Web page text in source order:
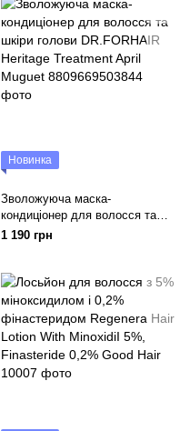
Новинка
Зволожуюча маска-
кондиціонер для волосся та
шкіри голови DR.FORHAIR
1 190 грн